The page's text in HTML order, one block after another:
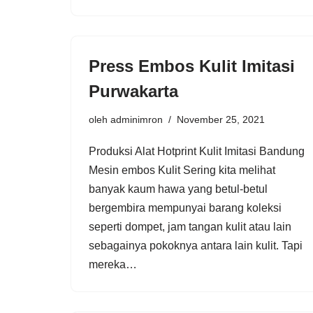
Press Embos Kulit Imitasi
Purwakarta
oleh adminimron November 25, 2021
Produksi Alat Hotprint Kulit Imitasi Bandung
Mesin embos Kulit Sering kita melihat
banyak kaum hawa yang betul-betul
bergembira mempunyai barang koleksi
seperti dompet, jam tangan kulit atau lain
sebagainya pokoknya antara lain kulit. Tapi
mereka…